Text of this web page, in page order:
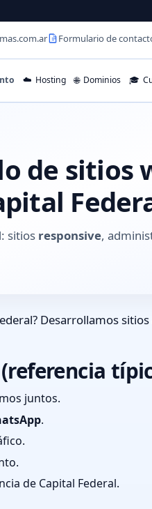
Formulario de
☁️ Hosting 🌐 Dominios 🎓
de sitios
: sitios responsive,
Desarrollamos sitios
juntos.
.
de Capital Federal.